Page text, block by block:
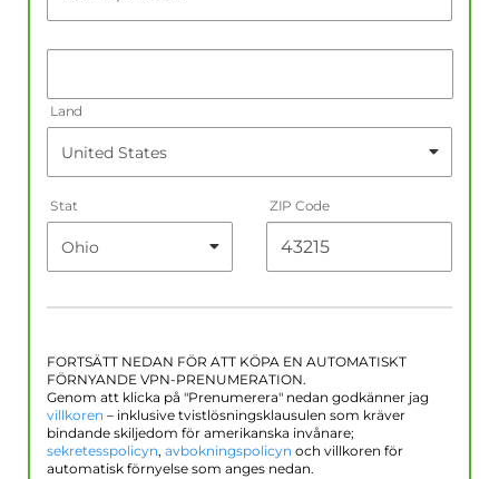
Land
Stat ZIP Code
FORTSÄTT NEDAN FÖR ATT KÖPA EN AUTOMATISKT
FÖRNYANDE VPN-PRENUMERATION.
Genom att klicka på "Prenumerera" nedan godkänner jag
villkoren – inklusive tvistlösningsklausulen som kräver
bindande skiljedom för amerikanska invånare;
sekretesspolicyn, avbokningspolicyn och villkoren för
automatisk förnyelse som anges nedan.